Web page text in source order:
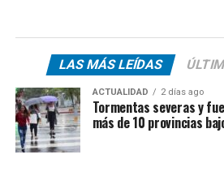
LAS MÁS LEÍDAS
ACTUALIDAD 2 días ago
Tormentas severas y
más de 10 provincias